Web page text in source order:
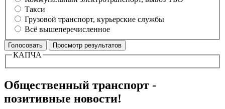
Такси
Грузовой транспорт, курьерские службы
Всё вышеперечисленное
КАПЧА
Общественный транспорт -
позитивные новости!